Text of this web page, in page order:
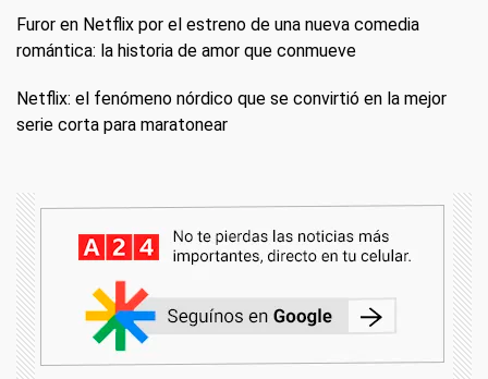
Furor en Netflix por el estreno de una nueva comedia
romántica: la historia de amor que conmueve
Netflix: el fenómeno nórdico que se convirtió en la mejor
serie corta para maratonear